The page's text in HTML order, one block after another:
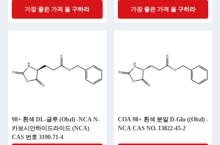
가장 좋은 가격 을 구하라 가장 좋은 가격 을 구하라
98+ 흰색 DL-글루 (Obzl) -NCA N-
카보시안하이드라이드 (NCA)
CAS 번호 3190-71-4
COA 98+ 흰색 분말 D-Glu ((Obzl) -
NCA CAS NO. 13822-45-2